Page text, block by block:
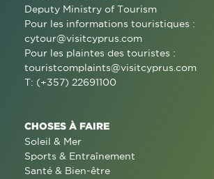
Deputy Ministry of Tourism
Pour les informations touristiques :
cytour@visitcyprus.com
Pour les plaintes des touristes :
touristcomplaints@visitcyprus.com
T: (+357) 22691100
CHOSES À FAIRE
Soleil & Mer
Sports & Entraînement
Santé & Bien-être